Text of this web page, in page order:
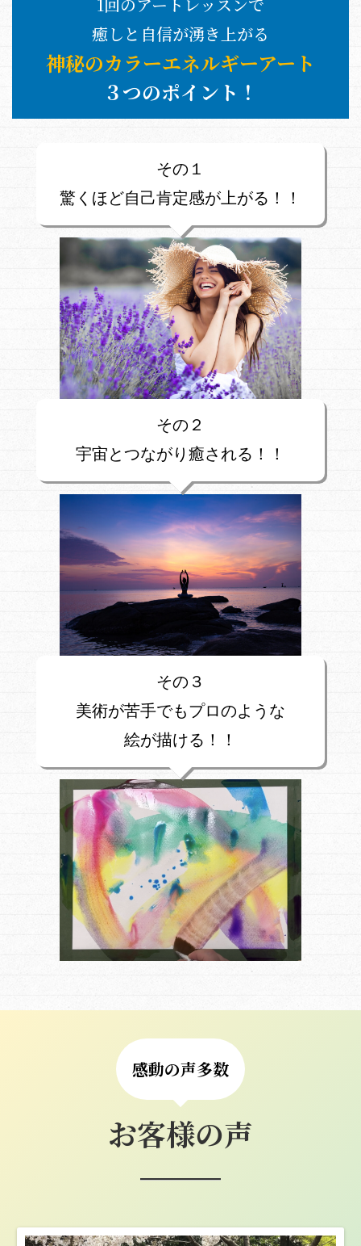
癒しと自信が湧き上がる
神秘のカラーエネルギーアート
３つのポイント！
その１
驚くほど自己肯定感が上がる！！
その２
宇宙とつながり癒される！！
その３
美術が苦手でもプロのような
絵が描ける！！
感動の声多数
お客様の声